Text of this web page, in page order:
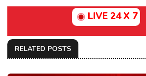
LIVE 24 X 7
RELATED POSTS